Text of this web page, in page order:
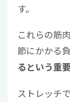
す。
これらの筋
節にかかる
るという重
ストレッチ